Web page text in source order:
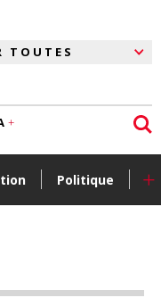
Politique +